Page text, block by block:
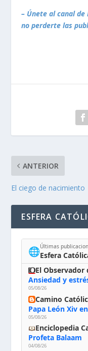
– Únete al canal de
no perderte las
ANTERIOR
El ciego de nacimiento
ESFERA
🌐Últimas
Esfera
El Observador
Ansiedad y
05/08/26
Camino
05/08/26
Enciclopedia
Profeta Balaam
04/08/26